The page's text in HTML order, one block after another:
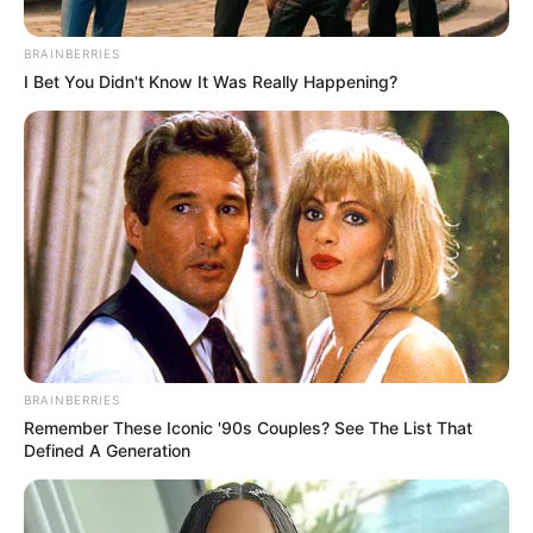
@veranodelarosa/X
Arreglan vías en el Atlántico por el Giro de Rigo 2025
Octubre 28, 2025
BRAINBERRIES
I Bet You Didn't Know It Was Really Happening?
BRAINBERRIES
Remember These Iconic '90s Couples? See The List That
Defined A Generation